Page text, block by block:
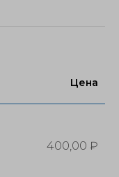
Цена
400,00 ₽